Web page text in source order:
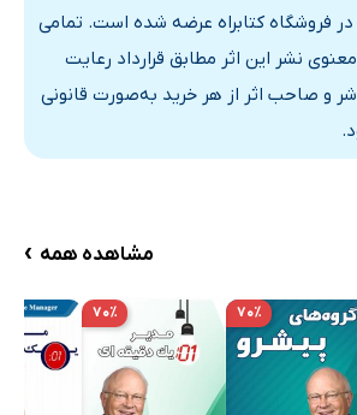
در فروشگاه کتابراه عرضه شده است. تمامی
نشر این اثر مطابق قرارداد رعایت
و صاحب اثر از هر خرید به‌صورت قانونی
مشاهده همه ›
۷۰٪ ۷۰٪